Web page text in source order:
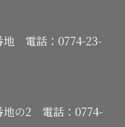
地 電話：0774-23-
地の2 電話：0774-